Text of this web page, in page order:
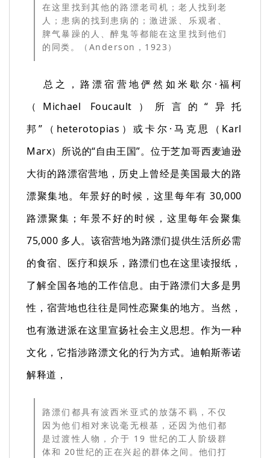
在这里找到其他的路漂老司机；老人找到老
人；患病的找到患病的；激进派、乐观者、
脾气暴躁的人、醉鬼等都能在这里找到他们
的同类。（Anderson，1923）
总之，路漂宿营地俨然如米歇尔·福柯
（Michael Foucault）所言的“异托
邦”（heterotopias）或卡尔·马克思（Karl
Marx）所说的“自由王国”。位于芝加哥西麦迪逊
大街的路漂宿营地，历史上曾经是美国最大的路
漂聚集地。年景好的时候，这里每年有 30,000
路漂聚集；年景不好的时候，这里每年会聚集
75,000 多人。该宿营地为路漂们提供生活所必需
的食宿、医疗和娱乐，路漂们也在这里读报纸，
了解全国各地的工作信息。由于路漂们大多是男
性，宿营地也往往是同性恋聚集的地方。当然，
也有激进派在这里宣扬社会主义思想。作为一种
文化，它指涉路漂文化的行为方式。迪帕斯蒂诺
解释道，
路漂们都具有波西米亚式的放荡不羁，不仅
因为他们相对来说毫无根基，还因为他们都
是过渡性人物，介于 19 世纪的工人阶级群
体和 20世纪的正在兴起的群体之间。他们打